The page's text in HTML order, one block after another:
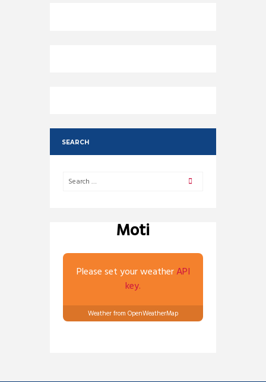
SEARCH
Moti
Please set your weatherAPI
key.
Weather from OpenWeatherMap